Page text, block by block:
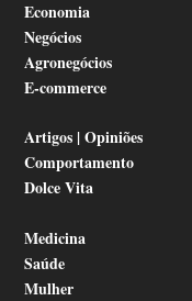
Economia
Negócios
Agronegócios
E-commerce
Artigos | Opiniões
Comportamento
Dolce Vita
Medicina
Saúde
Mulher